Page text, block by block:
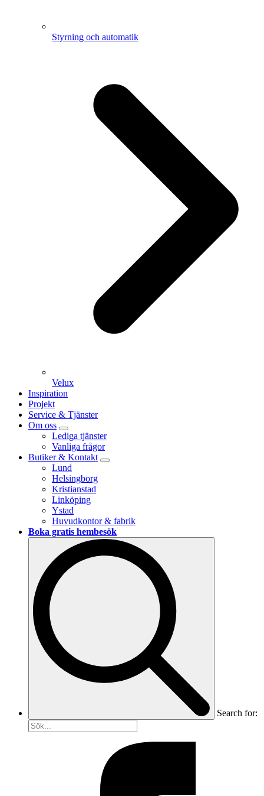
Styrning och automatik
Velux
Inspiration
Projekt
Service & Tjänster
Om oss
Lediga tjänster
Vanliga frågor
Butiker & Kontakt
Lund
Helsingborg
Kristianstad
Linköping
Ystad
Huvudkontor & fabrik
Boka gratis hembesök
Search for: